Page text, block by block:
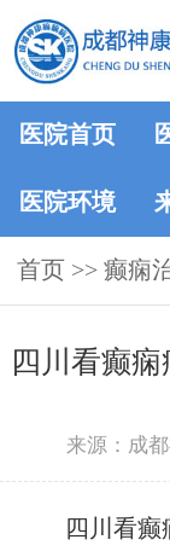
医院首页
医院环境
首页 >> 癫痫
四川看癫
来源：成
四川看癫痫